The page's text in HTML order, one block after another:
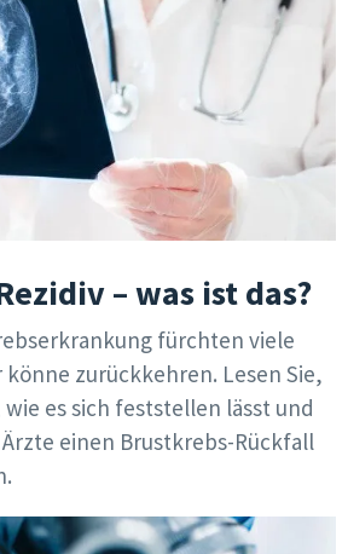
– was ist das?
fürchten viele
könne zurückkehren. Lesen Sie,
es sich feststellen lässt und
einen Brustkrebs-Rückfall